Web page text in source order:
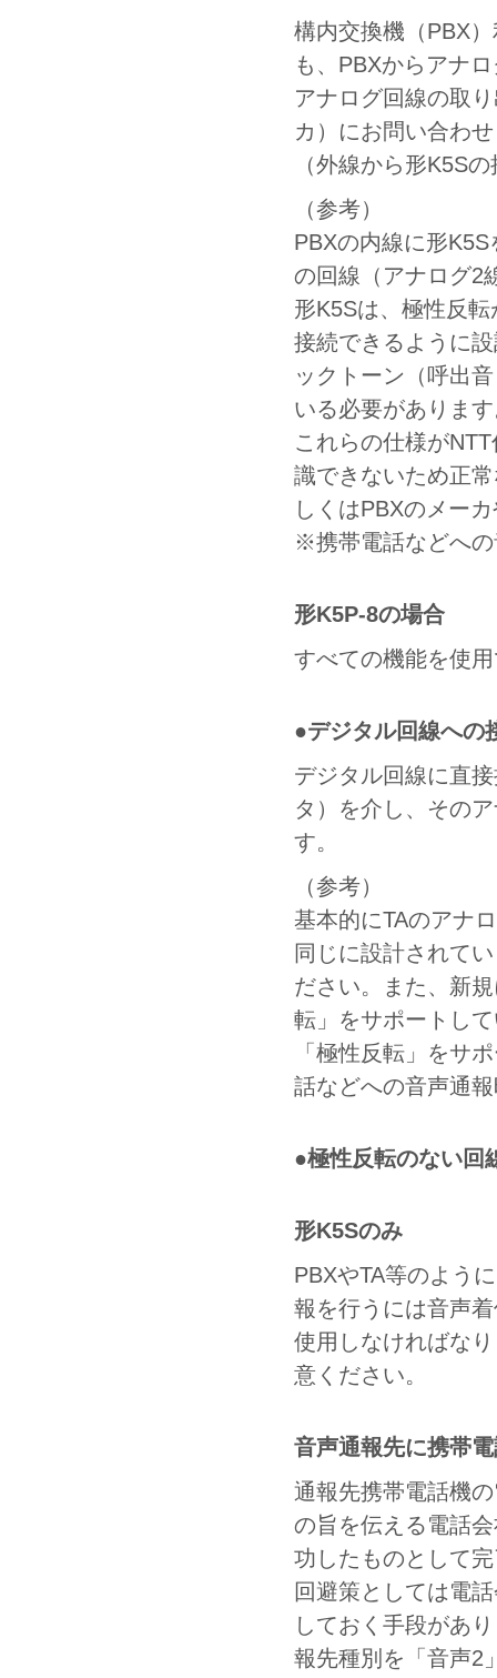
構内交換機（PBX
も、PBXからアナ
アナログ回線の取
カ）にお問い合わ
（外線から形K5S
（参考）
PBXの内線に形
の回線（アナログ2
形K5Sは、極性反
接続できるように
ックトーン（呼出
いる必要がありま
これらの仕様が
識できないため正
しくはPBXのメー
※携帯電話などへ
形K5P-8の場合
すべての機能を使
●デジタル回線への
デジタル回線に直
タ）を介し、その
す。
（参考）
基本的にTAのアナ
同じに設計されて
ださい。また、新
転」をサポートし
「極性反転」をサ
話などへの音声通
●極性反転のない回
形K5Sのみ
PBXやTA等のよう
報を行うには音声
使用しなければな
意ください。
音声通報先に携帯
通報先携帯電話機
の旨を伝える電話
功したものとして
回避策としては電
しておく手段があ
報先種別を「音声2